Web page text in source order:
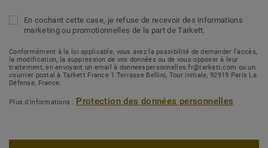
En cochant cette case, je refuse de recevoir des informations
marketing ou promotionnelles de la part de Tarkett.
Conformément à la loi applicable, vous avez la possibilité de demander l’accès,
la modification, la suppression de vos données ou de vous opposer à leur
traitement, en envoyant un email à donneespersonnelles.fr@tarkett.com ou un
courrier postal à Tarkett France 1 Terrasse Bellini, Tour initiale, 92919 Paris La
Défense, France.
Plus d'informations : Protection des données personnelles